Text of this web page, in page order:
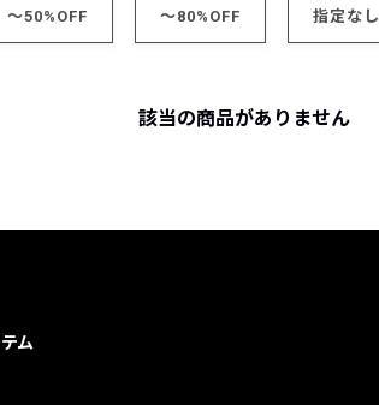
ィークリーコーデ
～50%OFF ～80%OFF 指定なし
該当の商品がありません
ム